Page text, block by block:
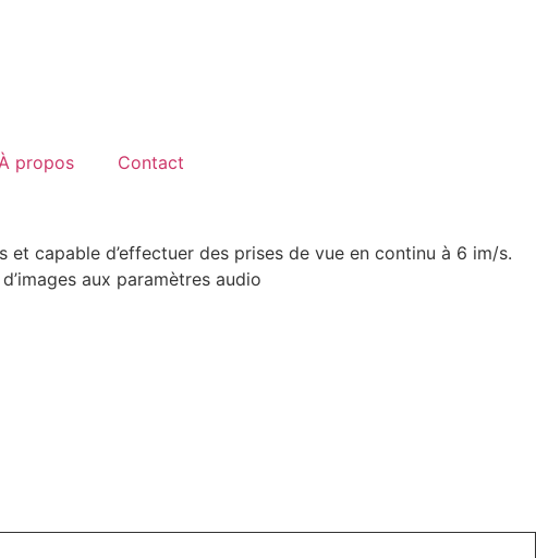
À propos Contact
et capable d’effectuer des prises de vue en continu à 6 im/s.
aux paramètres audio